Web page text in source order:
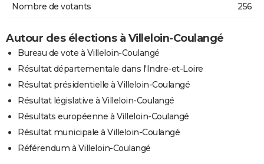
Nombre de votants 256
Autour des élections à Villeloin-Coulangé
Bureau de vote à Villeloin-Coulangé
Résultat départementale dans l'Indre-et-Loire
Résultat présidentielle à Villeloin-Coulangé
Résultat législative à Villeloin-Coulangé
Résultats européenne à Villeloin-Coulangé
Résultat municipale à Villeloin-Coulangé
Référendum à Villeloin-Coulangé